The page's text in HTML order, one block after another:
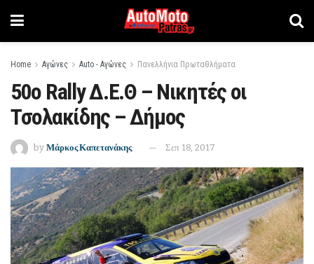
Home Αγώνες Auto - Αγώνες Πανελλήνια Πρωταθλήματα
50ο Rally Δ.Ε.Θ – Νικητές οι
Τσολακίδης – Δήμος
by Μάρκος Καπετανάκης Σεπ 18, 2017